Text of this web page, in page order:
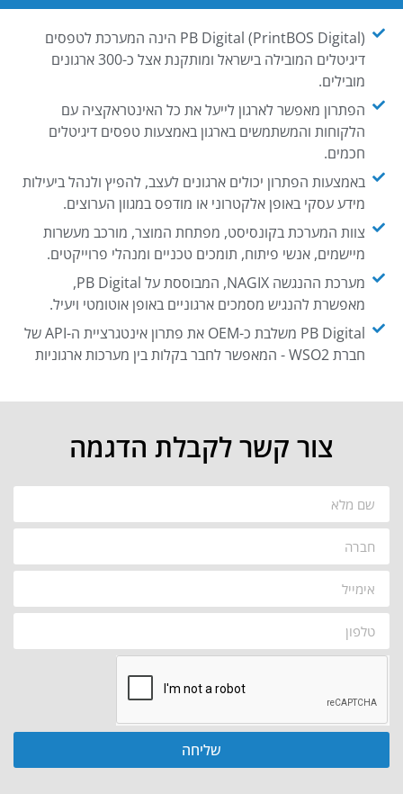
PB Digital (PrintBOS Digital) הינה המערכת לטפסים
דיגיטלים המובילה בישראל ומותקנת אצל כ-300 ארגונים
מובילים.
הפתרון מאפשר לארגון לייעל את כל האינטראקציה עם
הלקוחות והמשתמשים בארגון באמצעות טפסים דיגיטלים
חכמים.
באמצעות הפתרון יכולים ארגונים לעצב, להפיץ ולנהל ביעילות
מידע עסקי באופן אלקטרוני או מודפס במגוון הערוצים.
צוות המערכת בקונסיסט, מפתחת המוצר, מורכב מעשרות
מיישמים, אנשי פיתוח, תומכים טכניים ומנהלי פרוייקטים.
מערכת ההנגשה NAGIX, המבוססת על PB Digital,
מאפשרת להנגיש מסמכים ארגוניים באופן אוטומטי ויעיל.
PB Digital משלבת כ-OEM את פתרון אינטגרציית ה-API של
חברת WSO2 - המאפשר לחבר בקלות בין מערכות ארגוניות
צור קשר לקבלת הדגמה
שליחה